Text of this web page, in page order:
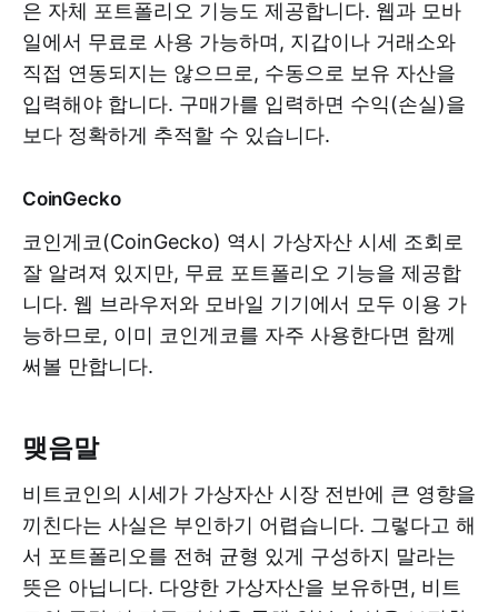
은 자체 포트폴리오 기능도 제공합니다. 웹과 모바
일에서 무료로 사용 가능하며, 지갑이나 거래소와
직접 연동되지는 않으므로, 수동으로 보유 자산을
입력해야 합니다. 구매가를 입력하면 수익(손실)을
보다 정확하게 추적할 수 있습니다.
CoinGecko
코인게코(CoinGecko) 역시 가상자산 시세 조회로
잘 알려져 있지만, 무료 포트폴리오 기능을 제공합
니다. 웹 브라우저와 모바일 기기에서 모두 이용 가
능하므로, 이미 코인게코를 자주 사용한다면 함께
써볼 만합니다.
맺음말
비트코인의 시세가 가상자산 시장 전반에 큰 영향을
끼친다는 사실은 부인하기 어렵습니다. 그렇다고 해
서 포트폴리오를 전혀 균형 있게 구성하지 말라는
뜻은 아닙니다. 다양한 가상자산을 보유하면, 비트